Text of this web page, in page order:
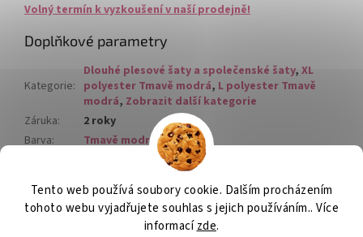
Tento web používá soubory cookie. Dalším procházením
tohoto webu vyjadřujete souhlas s jejich používáním.. Více
informacízde.
Volný termín k vyzkoušení v naší prodejně!
Doplňkové parametry
Kategorie:
Dlouhé plesové šaty a společenské šaty, XL
polyester Tmavě modrá, L polyester Tmavě
modrá, Zobrazit další kategorie
Záruka:
2 roky
Barva:
Tmavě modrá